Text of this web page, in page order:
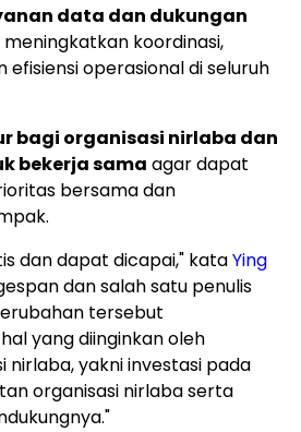
data dan dukungan
koordinasi,
efisiensi operasional di seluruh
bagi organisasi nirlaba dan
bekerja sama agar dapat
bersama dan
dan dapat dicapai," kataYing
dan salah satu penulis
tersebut
yang diinginkan oleh
nirlaba, yakni investasi pada
organisasi nirlaba serta